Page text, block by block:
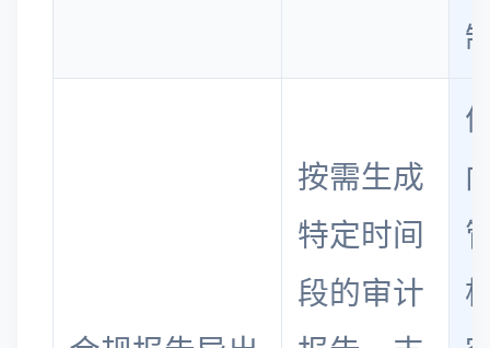
按需生成
特定时间
段的审计